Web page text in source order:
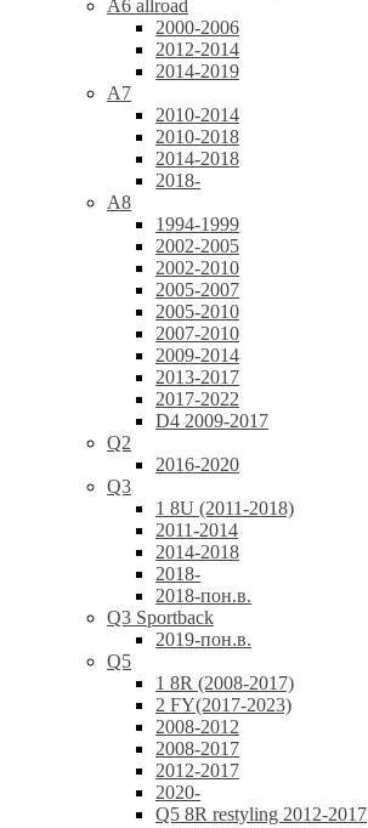
A6 allroad
2000-2006
2012-2014
2014-2019
A7
2010-2014
2010-2018
2014-2018
2018-
A8
1994-1999
2002-2005
2002-2010
2005-2007
2005-2010
2007-2010
2009-2014
2013-2017
2017-2022
D4 2009-2017
Q2
2016-2020
Q3
1 8U (2011-2018)
2011-2014
2014-2018
2018-
2018-пон.в.
Q3 Sportback
2019-пон.в.
Q5
1 8R (2008-2017)
2 FY(2017-2023)
2008-2012
2008-2017
2012-2017
2020-
Q5 8R restyling 2012-2017